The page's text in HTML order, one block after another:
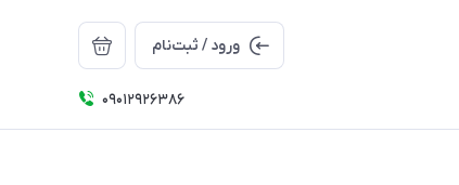
ورود / ثبت‌نام
09012926386